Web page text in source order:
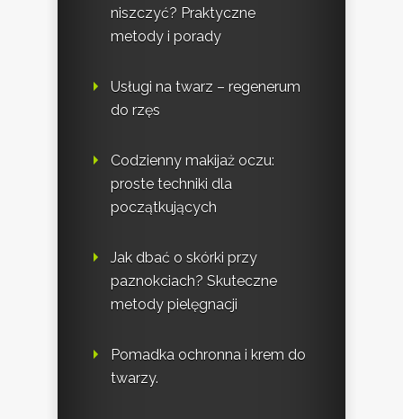
niszczyć? Praktyczne
metody i porady
Usługi na twarz – regenerum
do rzęs
Codzienny makijaż oczu:
proste techniki dla
początkujących
Jak dbać o skórki przy
paznokciach? Skuteczne
metody pielęgnacji
Pomadka ochronna i krem do
twarzy.